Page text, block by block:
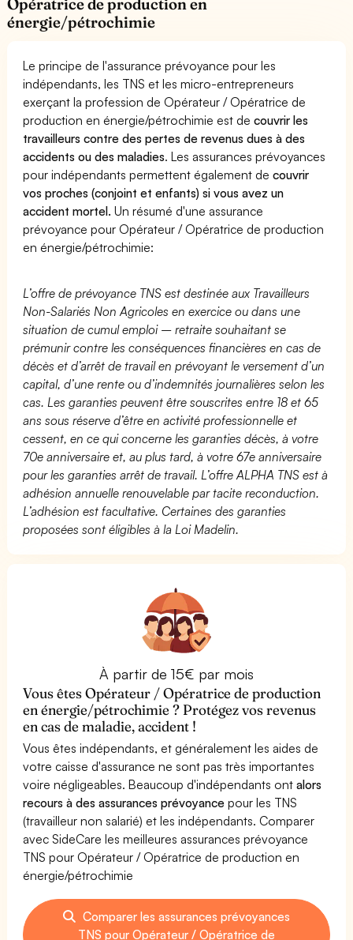
Opératrice de production en
énergie/pétrochimie
Le principe de l'assurance prévoyance pour les
indépendants, les TNS et les micro-entrepreneurs
exerçant la profession de Opérateur / Opératrice de
production en énergie/pétrochimie est decouvrir les
travailleurs contre des pertes de revenus dues à des
accidents ou des maladies. Les assurances prévoyances
pour indépendants permettent également decouvrir
vos proches (conjoint et enfants) si vous avez un
accident mortel. Un résumé d'une assurance
prévoyance pour Opérateur / Opératrice de production
en énergie/pétrochimie:
L’offre de prévoyance TNS est destinée aux Travailleurs
Non-Salariés Non Agricoles en exercice ou dans une
situation de cumul emploi – retraite souhaitant se
prémunir contre les conséquences financières en cas de
décès et d’arrêt de travail en prévoyant le versement d’un
capital, d’une rente ou d’indemnités journalières selon les
cas. Les garanties peuvent être souscrites entre 18 et 65
ans sous réserve d’être en activité professionnelle et
cessent, en ce qui concerne les garanties décès, à votre
70e anniversaire et, au plus tard, à votre 67e anniversaire
pour les garanties arrêt de travail. L’offre ALPHA TNS est à
adhésion annuelle renouvelable par tacite reconduction.
L’adhésion est facultative. Certaines des garanties
proposées sont éligibles à la Loi Madelin.
À partir de 15€ par mois
Vous êtes Opérateur / Opératrice de production
en énergie/pétrochimie ? Protégez vos revenus
en cas de maladie, accident !
Vous êtes indépendants, et généralement les aides de
votre caisse d'assurance ne sont pas très importantes
voire négligeables. Beaucoup d'indépendants ontalors
recours à des assurances prévoyance pour les TNS
(travailleur non salarié) et les indépendants. Comparer
avec SideCare les meilleures assurances prévoyance
TNS pour Opérateur / Opératrice de production en
énergie/pétrochimie
Comparer les assurances prévoyances
TNS pour Opérateur / Opératrice de